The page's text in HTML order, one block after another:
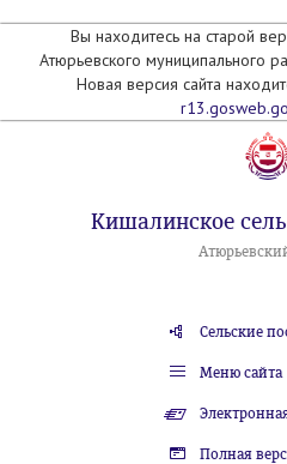
Вы находитесь на старой
Атюрьевского муниципального
Новая версия сайта
Кишалинское
Сельские
Меню сайта
Полная